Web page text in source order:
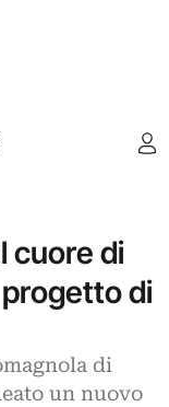
cuore di
di
di
un nuovo